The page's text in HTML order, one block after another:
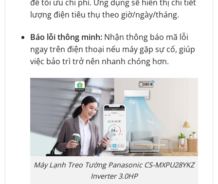
để tối ưu chi phí. Ứng dụng sẽ hiển thị chi tiết
lượng điện tiêu thụ theo giờ/ngày/tháng.
Báo lỗi thông minh:Nhận thông báo mã lỗi
ngay trên điện thoại nếu máy gặp sự cố, giúp
việc bảo trì trở nên nhanh chóng hơn.
Máy Lạnh Treo Tường Panasonic CS-MXPU28YKZ
Inverter 3.0HP